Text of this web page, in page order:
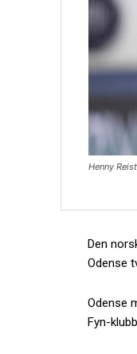
Henny
Den
Odense
Odense
Fyn-